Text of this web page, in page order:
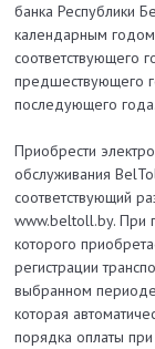
банка Республики
календарным
соответствующего
предшествующего
последующего года.
Приобрести
обслуживания
соответствующий
www.beltoll.by. При
которого
регистрации
выбранном
которая
порядка оплаты